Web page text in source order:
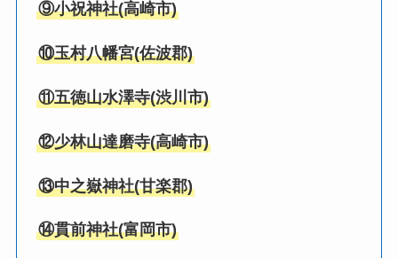
⑨小祝神社(高崎市)
⑩玉村八幡宮(佐波郡)
⑪五徳山水澤寺(渋川市)
⑫少林山達磨寺(高崎市)
⑬中之嶽神社(甘楽郡)
⑭貫前神社(富岡市)